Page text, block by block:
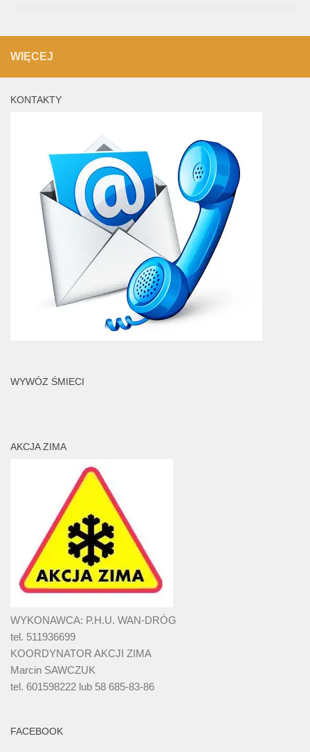
WIĘCEJ
KONTAKTY
WYWÓZ ŚMIECI
AKCJA ZIMA
WYKONAWCA: P.H.U. WAN-DRÓG
tel. 511936699
KOORDYNATOR AKCJI ZIMA
Marcin SAWCZUK
tel. 601598222 lub 58 685-83-86
FACEBOOK